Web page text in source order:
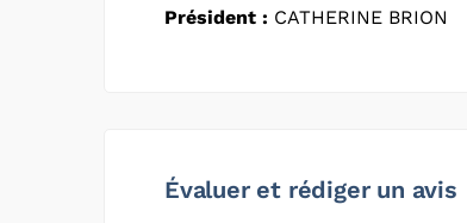
Président : CATHERINE BRION
Évaluer et rédiger un avis